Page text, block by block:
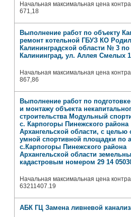
Начальная максимальная цена
671,18
Выполнение работ по объекту
ремонт котельной ГБУЗ КО
Калининградской области № 3 по
Калининград, ул. Аллея Смелых
Начальная максимальная цена
867,86
Выполнение работ по
и монтажу объекта
строительства Модульный
с. Карпогоры Пинежского района
Архангельской области, с целью
умной спортивной площадки по
с.Карпогоры Пинежского района
Архангельской области
кадастровым номером 29 14
Начальная максимальная цена
63211407.19
АБК ГЦ Замена ливневой